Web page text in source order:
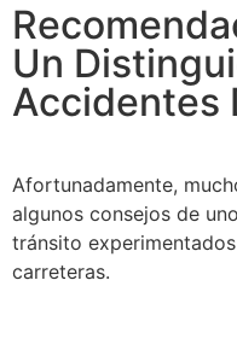
Un
Accidentes
Afortunadamente,
algunos consejos de
tránsito
carreteras.